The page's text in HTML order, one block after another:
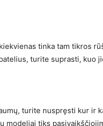
tinka tam tikros
turite suprasti, kuo
turite nuspręsti kur ir
modeliai tiks